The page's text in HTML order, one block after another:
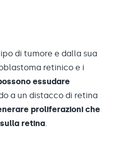
di tumore e dalla sua
retinico e i
essudare
a un distacco di retina
proliferazioni che
retina.